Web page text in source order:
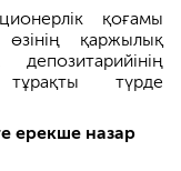
қоғамы
қаржылық
депозитарийінің
тұрақты түрде
ерекше назар